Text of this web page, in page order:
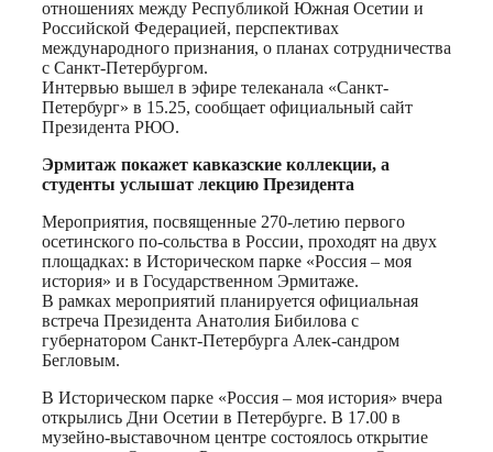
отношениях между Республикой Южная Осетии и
Российской Федерацией, перспективах
международного признания, о планах сотрудничества
с Санкт-Петербургом.
Интервью вышел в эфире телеканала «Санкт-
Петербург» в 15.25, сообщает официальный сайт
Президента РЮО.
Эрмитаж покажет кавказские коллекции, а
студенты услышат лекцию Президента
Мероприятия, посвященные 270-летию первого
осетинского по-сольства в России, проходят на двух
площадках: в Историческом парке «Россия – моя
история» и в Государственном Эрмитаже.
В рамках мероприятий планируется официальная
встреча Президента Анатолия Бибилова с
губернатором Санкт-Петербурга Алек-сандром
Бегловым.
В Историческом парке «Россия – моя история» вчера
открылись Дни Осетии в Петербурге. В 17.00 в
музейно-выставочном центре состоялось открытие